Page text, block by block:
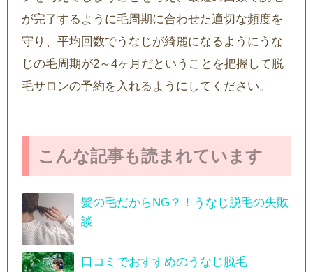
が完了するように毛周期に合わせた適切な頻度を
守り、平均回数でうなじが綺麗になるようにうな
じの毛周期が2～4ヶ月だということを把握して脱
毛サロンの予約を入れるようにしてください。
こんな記事も読まれています
髪の毛だからNG？！うなじ脱毛の失敗
談
口コミでおすすめのうなじ脱毛